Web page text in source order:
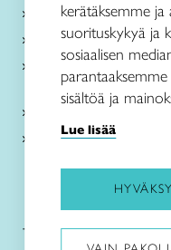
Me olemme Taito
Paikallinen toiminta
Verkkokaupat
Kirjaudu Arviin
Kirjaudu
Taitoliitto:
kerätäksemme ja
suorituskykyä ja
sosiaalisen
sisältöä ja
Lue lisää